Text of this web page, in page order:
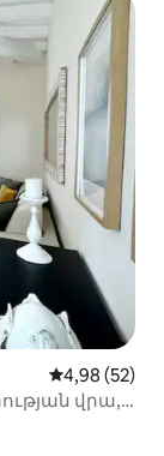
Միջին
4,98 (52)
վրա,